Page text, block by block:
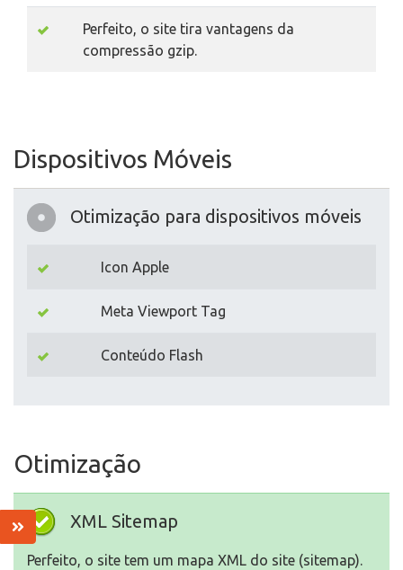
Perfeito, o site tira vantagens da
compressão gzip.
Dispositivos Móveis
Otimização para dispositivos móveis
Icon Apple
Meta Viewport Tag
Conteúdo Flash
Otimização
XML Sitemap
Perfeito, o site tem um mapa XML do site (sitemap).